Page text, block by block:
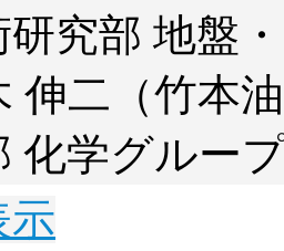
究部 地盤
伸二（竹本
化学グルー